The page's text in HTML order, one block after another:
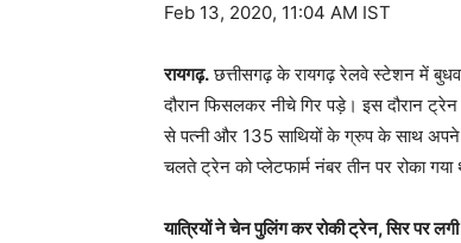
Feb 13, 2020, 11:04 AM IST
रायगढ़.छत्तीसगढ़ के रायगढ़ रेलवे स्टेशन में
दौरान फिसलकर नीचे गिर पड़े। इस दौरान
से पत्नी और 135 साथियों के ग्रुप के साथ
चलते ट्रेन को प्लेटफार्म नंबर तीन पर रोका
यात्रियों ने चेन पुलिंग कर रोकी ट्रेन, सिर पर